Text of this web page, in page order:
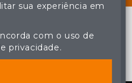
os direitos reservados
do conteúdo deste site
previstas em lei.
sua experiência em
com o uso de
privacidade.